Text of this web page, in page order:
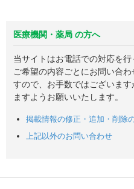
医療機関・薬局 の方へ
当サイトはお電話での対応を行
ご希望の内容ごとにお問い合
すので、お手数ではございま
ますようお願いいたします。
掲載情報の修正・追加・削除
上記以外のお問い合わせ